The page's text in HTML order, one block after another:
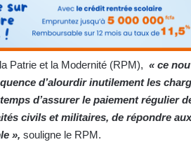
Patrie et la Modernité (RPM), « ce
d’alourdir inutilement les
d’assurer le paiement régulier
civils et militaires, de répondre
», souligne le RPM.